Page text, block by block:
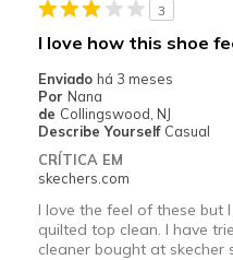
Melhores utilizações
Travel
Width
Sizing
View On Shoes
I'm Into
3
I love how this shoe
Enviado há 3 meses
Por Nana
de Collingswood, NJ
Describe Yourself Casual
CRÍTICA EM
skechers.com
I love the feel of these but
quilted top clean. I have
cleaner bought at skecher